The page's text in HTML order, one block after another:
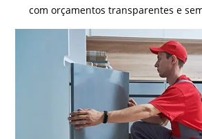
com orçamentos transparentes e